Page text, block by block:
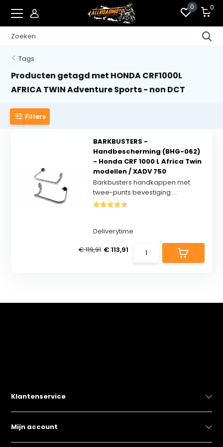
0 0
Tags
Producten getagd met HONDA CRF1000L
AFRICA TWIN Adventure Sports - non DCT
Filters
BARKBUSTERS -
Handbescherming (BHG-062)
- Honda CRF 1000 L Africa Twin
modellen / XADV 750
Barkbusters handkappen met
twee-punts bevestiging ...
Deliverytime
€ 119,91 € 113,91
Klantenservice
Mijn account